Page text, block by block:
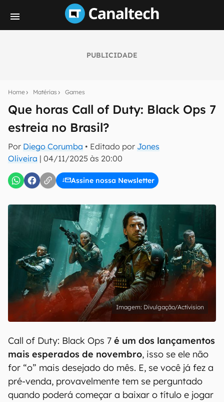
PUBLICIDADE
Home Matérias Games
Que horas Call of Duty: Black Ops 7
estreia no Brasil?
Por Diego Corumba • Editado por Jones
Oliveira | 04/11/2025 às 20:00
Assine nossa Newsletter
notícias e reviews sobre tecnologia em primeira
mão.
E-mail
Uso e Política de Privacidade do Canaltech.
Divulgação/Activision
Call of Duty: Black Ops 7 é um dos lançamentos
mais esperados de novembro, isso se ele não
for “o” mais desejado do mês. E, se você já fez a
pré-venda, provavelmente tem se perguntado
quando poderá começar a baixar o título e jogar